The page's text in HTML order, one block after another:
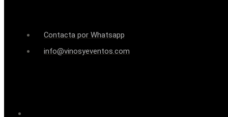
Contacta por Whatsapp
info@vinosyeventos.com